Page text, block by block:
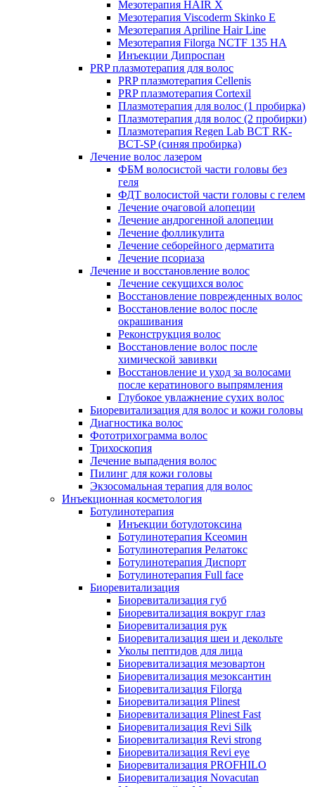
Мезотерапия HAIR X
Мезотерапия Viscoderm Skinko E
Мезотерапия Apriline Hair Line
Мезотерапия Filorga NCTF 135 HA
Инъекции Дипроспан
PRP плазмотерапия для волос
PRP плазмотерапия Cellenis
PRP плазмотерапия Cortexil
Плазмотерапия для волос (1 пробирка)
Плазмотерапия для волос (2 пробирки)
Плазмотерапия Regen Lab BCT RK-
BCT-SP (синяя пробирка)
Лечение волос лазером
ФБМ волосистой части головы без
геля
ФДТ волосистой части головы с гелем
Лечение очаговой алопеции
Лечение андрогенной алопеции
Лечение фолликулита
Лечение себорейного дерматита
Лечение псориаза
Лечение и восстановление волос
Лечение секущихся волос
Восстановление поврежденных волос
Восстановление волос после
окрашивания
Реконструкция волос
Восстановление волос после
химической завивки
Восстановление и уход за волосами
после кератинового выпрямления
Глубокое увлажнение сухих волос
Биоревитализация для волос и кожи головы
Диагностика волос
Фототрихограмма волос
Трихоскопия
Лечение выпадения волос
Пилинг для кожи головы
Экзосомальная терапия для волос
Инъекционная косметология
Ботулинотерапия
Инъекции ботулотоксина
Ботулинотерапия Ксеомин
Ботулинотерапия Релатокс
Ботулинотерапия Диспорт
Ботулинотерапия Full face
Биоревитализация
Биоревитализация губ
Биоревитализация вокруг глаз
Биоревитализация рук
Биоревитализация шеи и декольте
Уколы пептидов для лица
Биоревитализация мезовартон
Биоревитализация мезоксантин
Биоревитализация Filorga
Биоревитализация Plinest
Биоревитализация Plinest Fast
Биоревитализация Revi Silk
Биоревитализация Revi strong
Биоревитализация Revi eye
Биоревитализация PROFHILO
Биоревитализация Novacutan